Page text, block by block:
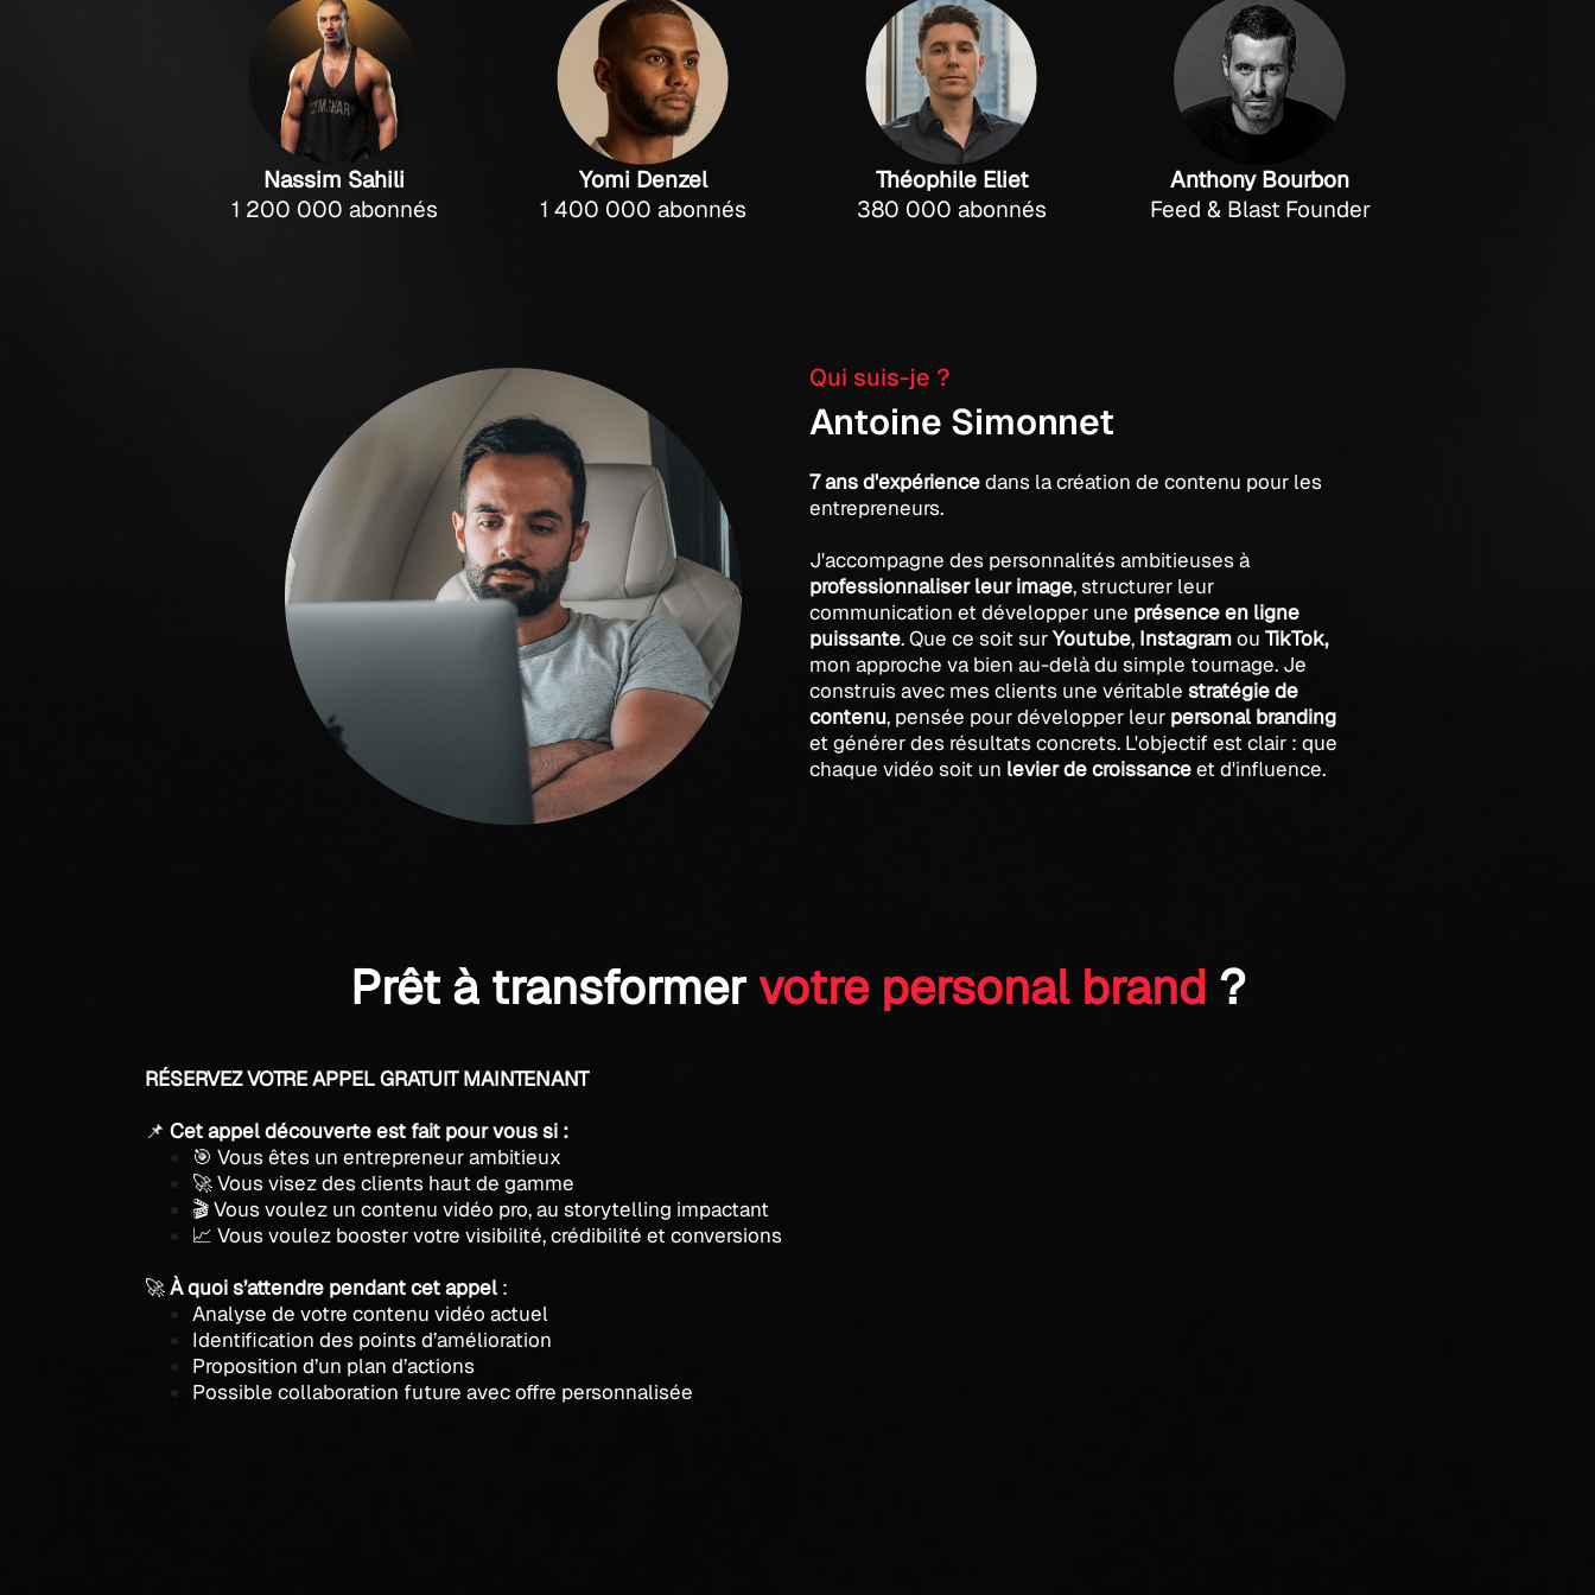
Nassim Sahili
1 200 000 abonnés
Yomi Denzel
1 400 000 abonnés
Théophile Eliet
380 000 abonnés
Anthony Bourbon
Feed & Blast Founder
Qui suis-je ?
Antoine Simonnet
7 ans d'expériencedans la création de contenu pour les
entrepreneurs.
J'accompagne des personnalités ambitieuses à
professionnaliser leur image, structurer leur
communication et développer une présence en ligne
puissante. Que ce soit surYoutube, Instagramou TikTok,
mon approche va bien au-delà du simple tournage. Je
construis avec mes clients une véritable stratégie de
contenu, pensée pour développer leur personal branding
et générer des résultats concrets. L'objectif est clair : que
chaque vidéo soit un levier decroissanceet d'influence.
Prêt à transformervotre personal brand ?
RÉSERVEZ VOTRE APPEL GRATUIT MAINTENANT
📌 Cet appel découverte est fait pour vous si :
🎯 Vous êtes un entrepreneur ambitieux
🚀 Vous visez des clients haut de gamme
🎬 Vous voulez un contenu vidéo pro, au storytelling impactant
📈 Vous voulez booster votre visibilité, crédibilité et conversions
🚀À quoi s’attendre pendant cet appel :
Analyse de votre contenu vidéo actuel
Identification des points d’amélioration
Proposition d’un plan d’actions
Possible collaboration future avec offre personnalisée